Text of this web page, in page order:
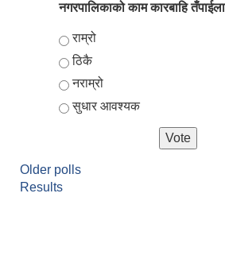
नगरपालिकाको काम कारबाहि
Choices
राम्रो
ठिकै
नराम्रो
सुधार आवश्यक
Older polls
Results